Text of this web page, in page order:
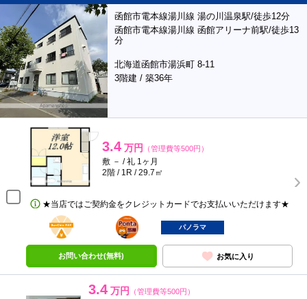
函館市電本線湯川線 湯の川温泉駅/徒歩12分
函館市電本線湯川線 函館アリーナ前駅/徒歩13
分
北海道函館市湯浜町 8-11
3階建 / 築36年
3.4 万円 （管理費等500円）
敷 － / 礼 1ヶ月
2階 / 1R / 29.7㎡
★当店ではご契約金をクレジットカードでお支払いいただけます★
BunChinPAY
ポンタ
部屋
パノラマ
お問い合わせ(無料) お気に入り
3.4 万円 （管理費等500円）